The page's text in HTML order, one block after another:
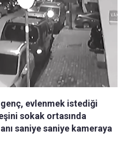
evlenmek istediği
sokak ortasında
saniye saniye kameraya